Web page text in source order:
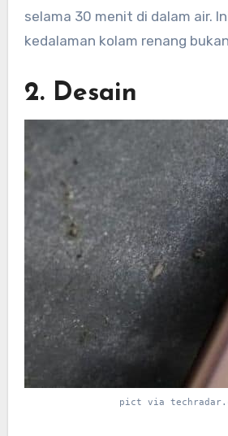
selama 30 menit di dalam air.
kedalaman kolam renang
2. Desain
pict via